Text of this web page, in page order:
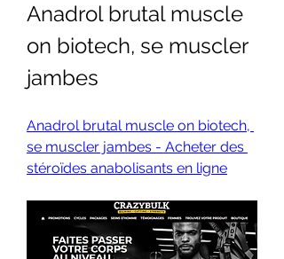
Anadrol brutal muscle
on biotech, se muscler
jambes
Anadrol brutal muscle on biotech,
se muscler jambes - Acheter des
stéroïdes anabolisants en ligne